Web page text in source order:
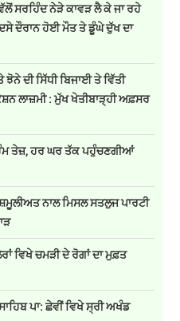
ਸਰਹਿੰਦ ਨੇੜੇ ਕਾਵੜ ਲੈ ਕੇ ਜਾ ਰਹੇ
ਦੌਰਾਨ ਹੋਈ ਮੌਤ ਤੇ ਡੂੰਘੇ ਦੁੱਖ ਦਾ
ਦੀ ਸਿੱਧੀ ਬਿਜਾਈ ਤੇ ਵਿੱਤੀ
ਲਾਜ਼ਮੀ : ਮੁੱਖ ਖੇਤੀਬਾੜ੍ਹੀ ਅਫ਼ਸਰ
ਤੇਜ਼, ਹਰ ਘਰ ਤੱਕ ਪਹੁੰਚਣਗੀਆਂ
ਨਾਲ ਮਿਸਲ ਸਤਲੁਜ ਪਾਰਟੀ
ਵਿਖੇ ਚਮੜੀ ਦੇ ਰੋਗਾਂ ਦਾ ਮੁਫ਼ਤ
ਪਾ: ਛੇਵੀਂ ਵਿਖੇ ਸ੍ਰੀ ਅਖੰਡ